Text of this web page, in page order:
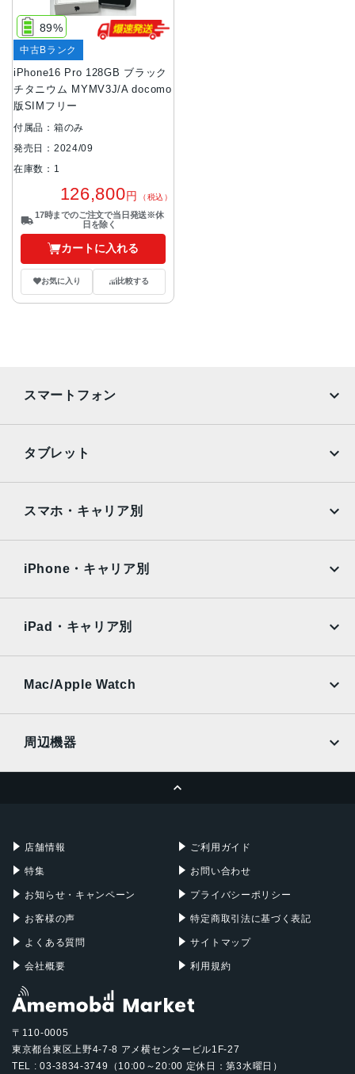
iPhone16 Pro 128GB ブラック
チタニウム MYMV3J/A docomo
版SIMフリー
89%
中古Bランク
付属品：箱のみ
発売日：2024/09
在庫数：1
126,800円 （税込）
17時までのご注文で当日発送※休
日を除く
カートに入れる
お気に入り 比較する
スマートフォン
AQUOS
OPPO Android
タブレット
Surface
Xiaomi Tablet
スマホ・キャリア別
Ymobile
UQmobile
iPhone・キャリア別
Ymobile
UQmobile
iPad・キャリア別
Mac/Apple Watch
周辺機器
店舗情報
特集
お知らせ・キャンペーン
お客様の声
よくある質問
会社概要
ご利用ガイド
お問い合わせ
プライバシーポリシー
特定商取引法に基づく表記
サイトマップ
利用規約
〒110-0005
東京都台東区上野4-7-8 アメ横センタービル1F-27
TEL : 03-3834-3749（10:00～20:00 定休日：第3水曜日）